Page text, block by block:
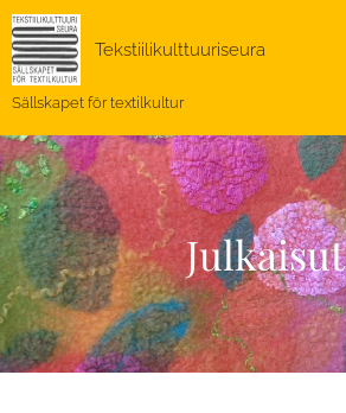
Tekstiilikulttuuriseura
Sällskapet för textilkultur
Julkaisut